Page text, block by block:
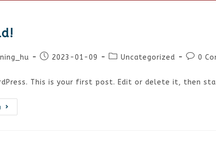
2023-01-09 Uncategorized 0
This is your first post. Edit or delete it, then